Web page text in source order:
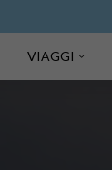
VIAGGI